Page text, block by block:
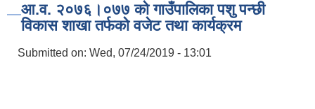
आ.व. २०७६।०७७ को गाउँपालिका पशु पन्छी
विकास शाखा तर्फको वजेट तथा कार्यक्रम
Submitted on: Wed, 07/24/2019 - 13:01